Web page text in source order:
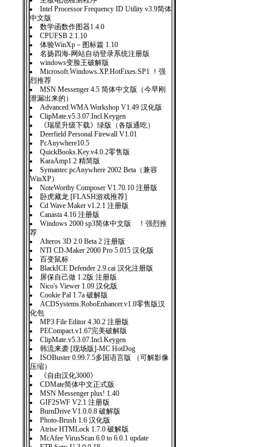
Intel Processor Frequency ID Utility v3.9简体
中文版
数学函数作图器1.4.0
CPUFSB 2.1.10
体验WinXp－图标篇 1.10
名扬四海-网站自动登录系统注册版
windows变脸王破解版
Microsoft.Windows.XP.HotFixes.SP1 ！强
烈推荐
MSN Messenger 4.5 简体中文版（今早刚
泄漏出来的）
Advanced WMA Workshop V1.49 汉化版
ClipMate.v5.3.07.Incl.Keygen
《瑞星升级下载》绿版（各版通吃）
Deerfield Personal Firewall V1.01
PcAnywhere10.5
QuickBooks.Key.v4.0.2零售版
KaraAmp1.2 精简版
Symantec pcAnywhere 2002 Beta（兼容
WinXP）
NoteWorthy Composer V1.70.10 注册版
卧虎藏龙 [FLASH游戏推荐]
Cd Wave Maker v1.2.1 注册版
Canasta 4.16 注册版
Windows 2000 sp3简体中文版 ！强烈推
荐
Alteros 3D 2.0 Beta 2 注册版
NTI CD-Maker 2000 Pro 5.015 汉化版
百变鼠标
BlackICE Defender 2.9.cai 汉化注册版
屏保自己做 1.2版 注册版
Nico's Viewer 1.09 汉化版
Cookie Pal 1.7a 破解版
ACDSystems.RoboEnhancer.v1.0零售版汉
化包
MP3 File Editor 4.30.2 注册版
PECompact.v1.67完美破解版
ClipMate.v5.3.07.Incl.Keygen
韩流来袭 [现场版]-MC HotDog
ISOBuster 0.99.7.5多国语言版 （可解影像
压缩）
《自由汉化3000》
CDMate简体中文正式版
MSN Messenger plus! 1.40
GIF2SWF V2.1 注册版
BurnDrive V1.0.0.8 破解版
Photo-Brush 1.6 汉化版
Atrise HTMLock 1.7.0 破解版
McAfee VirusScan 6.0 to 6.0.1 update